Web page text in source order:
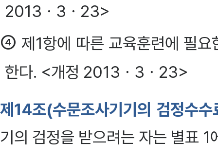
2013ㆍ3ㆍ23>
④ 제1항에 따른 교육훈련에 필
한다. <개정 2013ㆍ3ㆍ23>
제14조(수문조사기기의 검정수수
기의 검정을 받으려는 자는 별표